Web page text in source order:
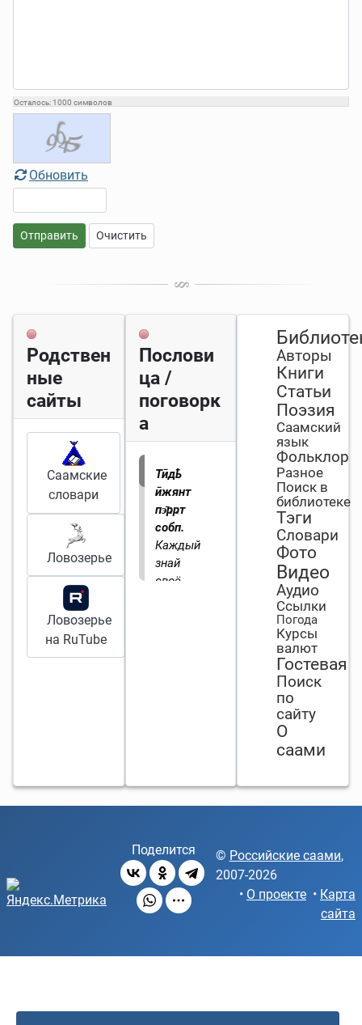
Осталось: 1000 символов
Обновить
Отправить Очистить
Родствен
ные
сайты
Саамские
словари
Ловозерье
Ловозерье
на RuTube
Послови
ца /
поговорк
а
Тӣдҍ
ӣжянт
пэ̄ҏҏт
собп.
Каждый
знай
своё
Авторы
Книги
Статьи
Поэзия
Саамский
язык
Фольклор
Разное
Поиск в
библиотеке
Тэги
Словари
Фото
Видео
Аудио
Ссылки
Погода
Курсы
валют
Гостевая
Поиск
по
сайту
О
саами
Поделится © Российские саами,
2007-2026
• О проекте • Карта
сайта